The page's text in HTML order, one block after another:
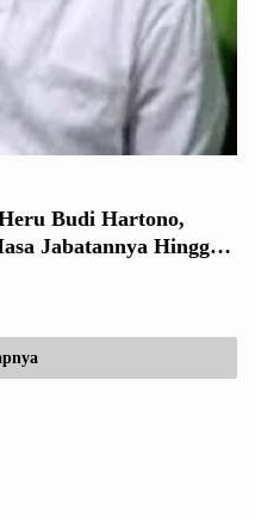
Budi Hartono,
Jabatannya Hingga